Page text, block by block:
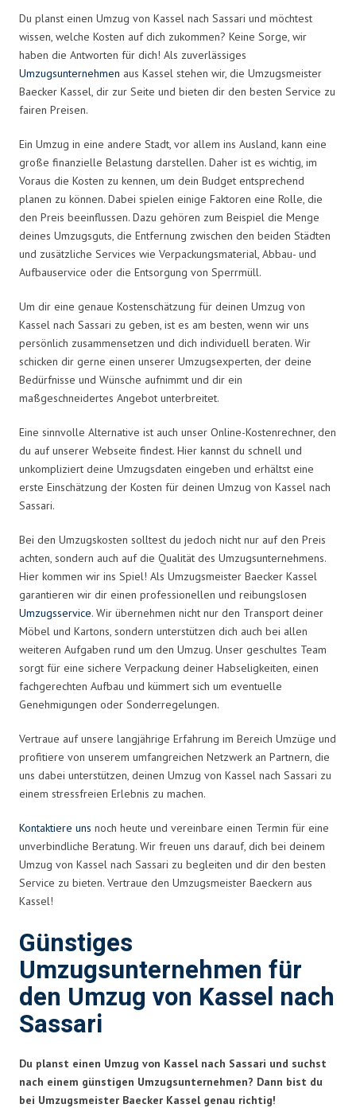
Du planst einen Umzug von Kassel nach Sassari und möchtest
wissen, welche Kosten auf dich zukommen? Keine Sorge, wir
haben die Antworten für dich! Als zuverlässiges
Umzugsunternehmen aus Kassel stehen wir, die Umzugsmeister
Baecker Kassel, dir zur Seite und bieten dir den besten Service zu
fairen Preisen.
Ein Umzug in eine andere Stadt, vor allem ins Ausland, kann eine
große finanzielle Belastung darstellen. Daher ist es wichtig, im
Voraus die Kosten zu kennen, um dein Budget entsprechend
planen zu können. Dabei spielen einige Faktoren eine Rolle, die
den Preis beeinflussen. Dazu gehören zum Beispiel die Menge
deines Umzugsguts, die Entfernung zwischen den beiden Städten
und zusätzliche Services wie Verpackungsmaterial, Abbau- und
Aufbauservice oder die Entsorgung von Sperrmüll.
Um dir eine genaue Kostenschätzung für deinen Umzug von
Kassel nach Sassari zu geben, ist es am besten, wenn wir uns
persönlich zusammensetzen und dich individuell beraten. Wir
schicken dir gerne einen unserer Umzugsexperten, der deine
Bedürfnisse und Wünsche aufnimmt und dir ein
maßgeschneidertes Angebot unterbreitet.
Eine sinnvolle Alternative ist auch unser Online-Kostenrechner, den
du auf unserer Webseite findest. Hier kannst du schnell und
unkompliziert deine Umzugsdaten eingeben und erhältst eine
erste Einschätzung der Kosten für deinen Umzug von Kassel nach
Sassari.
Bei den Umzugskosten solltest du jedoch nicht nur auf den Preis
achten, sondern auch auf die Qualität des Umzugsunternehmens.
Hier kommen wir ins Spiel! Als Umzugsmeister Baecker Kassel
garantieren wir dir einen professionellen und reibungslosen
Umzugsservice. Wir übernehmen nicht nur den Transport deiner
Möbel und Kartons, sondern unterstützen dich auch bei allen
weiteren Aufgaben rund um den Umzug. Unser geschultes Team
sorgt für eine sichere Verpackung deiner Habseligkeiten, einen
fachgerechten Aufbau und kümmert sich um eventuelle
Genehmigungen oder Sonderregelungen.
Vertraue auf unsere langjährige Erfahrung im Bereich Umzüge und
profitiere von unserem umfangreichen Netzwerk an Partnern, die
uns dabei unterstützen, deinen Umzug von Kassel nach Sassari zu
einem stressfreien Erlebnis zu machen.
Kontaktiere uns noch heute und vereinbare einen Termin für eine
unverbindliche Beratung. Wir freuen uns darauf, dich bei deinem
Umzug von Kassel nach Sassari zu begleiten und dir den besten
Service zu bieten. Vertraue den Umzugsmeister Baeckern aus
Kassel!
Günstiges
Umzugsunternehmen für
den Umzug von Kassel nach
Sassari
Du planst einen Umzug von Kassel nach Sassari und suchst
nach einem günstigen Umzugsunternehmen? Dann bist du
bei Umzugsmeister Baecker Kassel genau richtig!